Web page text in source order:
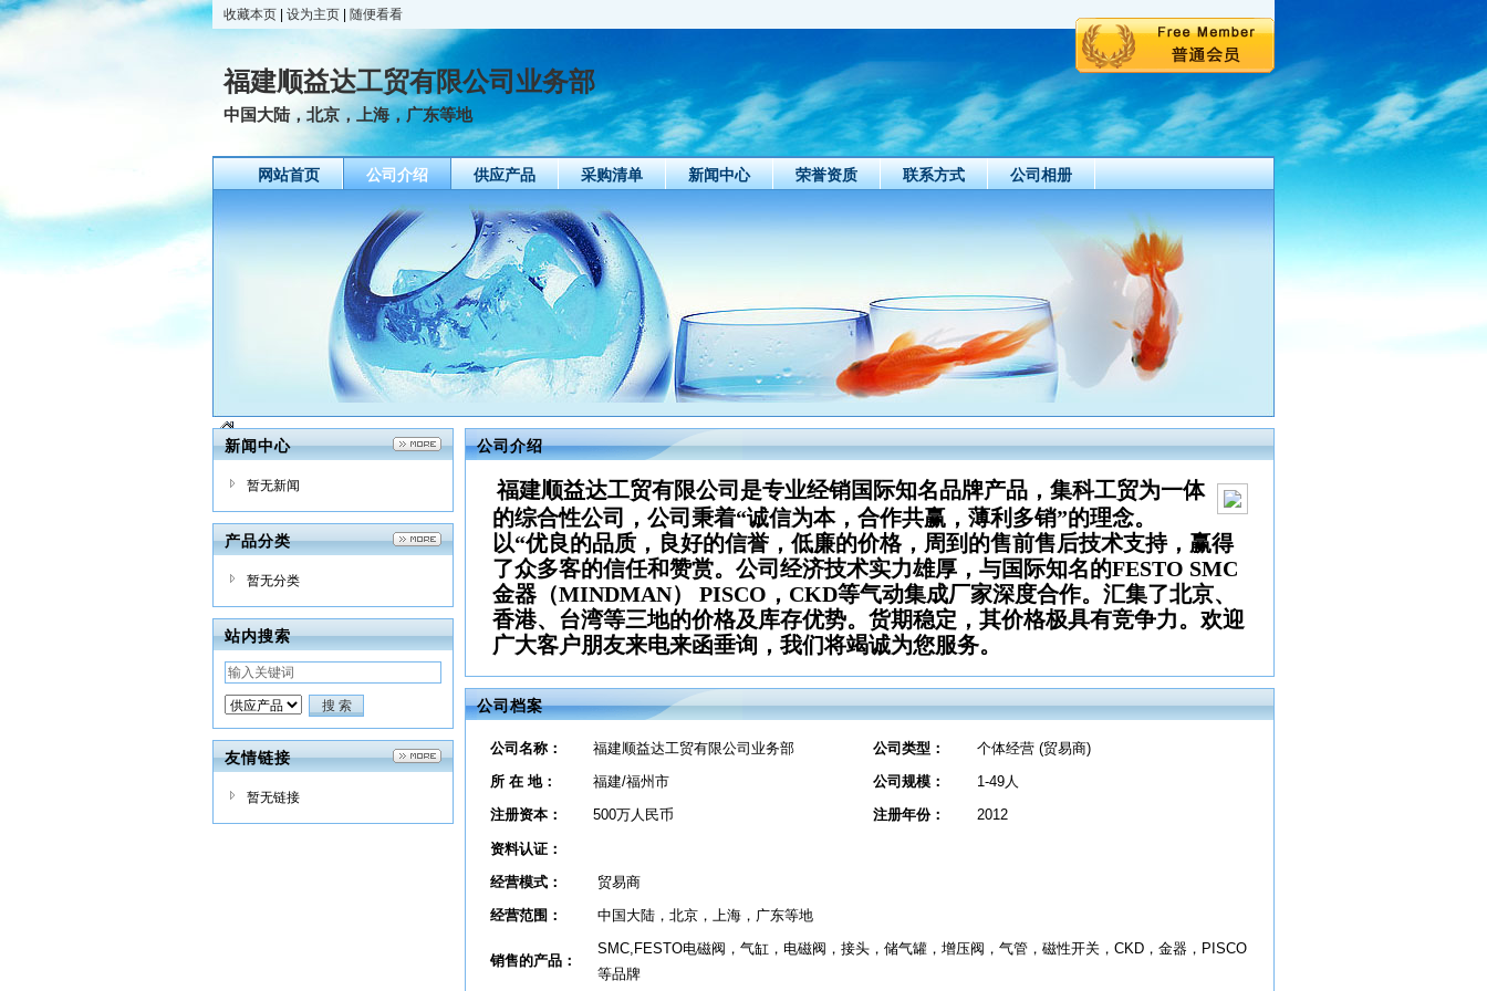
收藏本页 设为主页 随便看看
福建顺益达工贸有限公司业务部
中国大陆，北京，上海，广东等地
网站首页 公司介绍 供应产品 采购清单 新闻中心 荣誉资质 联系方式 公司相册
新闻中心
暂无新闻
产品分类
暂无分类
站内搜索
友情链接
暂无链接
公司介绍
福建顺益达工贸有限公司是专业经销国际知名品牌产品，集科工贸为一体
的综合性公司，公司秉着“诚信为本，合作共赢，薄利多销”的理念。
以“优良的品质，良好的信誉，低廉的价格，周到的售前售后技术支持，赢得
了众多客的信任和赞赏。公司经济技术实力雄厚，与国际知名的FESTO SMC
金器（MINDMAN） PISCO ， CKD等气动集成厂家深度合作。汇集了北京、
香港、台湾等三地的价格及库存优势。货期稳定，其价格极具有竞争力。欢迎
广大客户朋友来电来函垂询，我们将竭诚为您服务。
公司档案
公司名称： 福建顺益达工贸有限公司业务部 公司类型：
个体经营 (贸易商)
所 在 地：
福建/福州市 公司规模：
1-49人
注册资本：
500万人民币 注册年份： 2012
资料认证：
经营模式：
贸易商
经营范围：
中国大陆，北京，上海，广东等地
销售的产品：
SMC,FESTO电磁阀，气缸，电磁阀，接头，储气罐，增压阀，气管，磁性开关，CKD，金器，PISCO
等品牌